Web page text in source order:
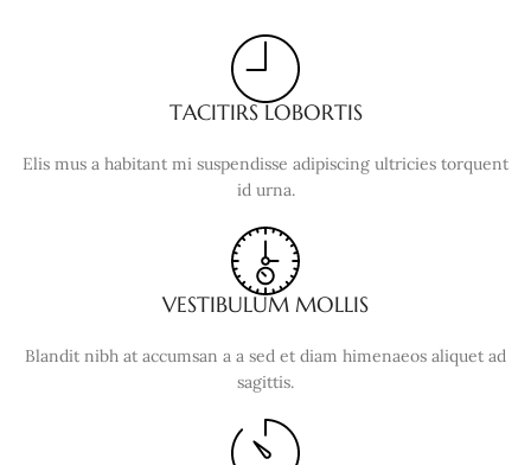
TACITIRS LOBORTIS
Elis mus a habitant mi suspendisse adipiscing ultricies torquent
id urna.
VESTIBULUM MOLLIS
Blandit nibh at accumsan a a sed et diam himenaeos aliquet ad
sagittis.